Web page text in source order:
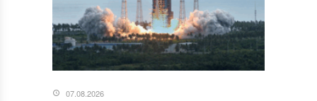
07.08.2026